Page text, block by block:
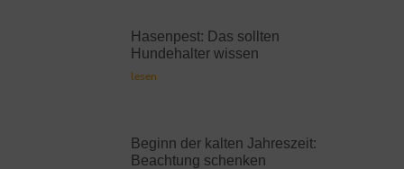
Hasenpest: Das sollten
Hundehalter wissen
lesen
Beginn der kalten Jahreszeit:
Beachtung schenken